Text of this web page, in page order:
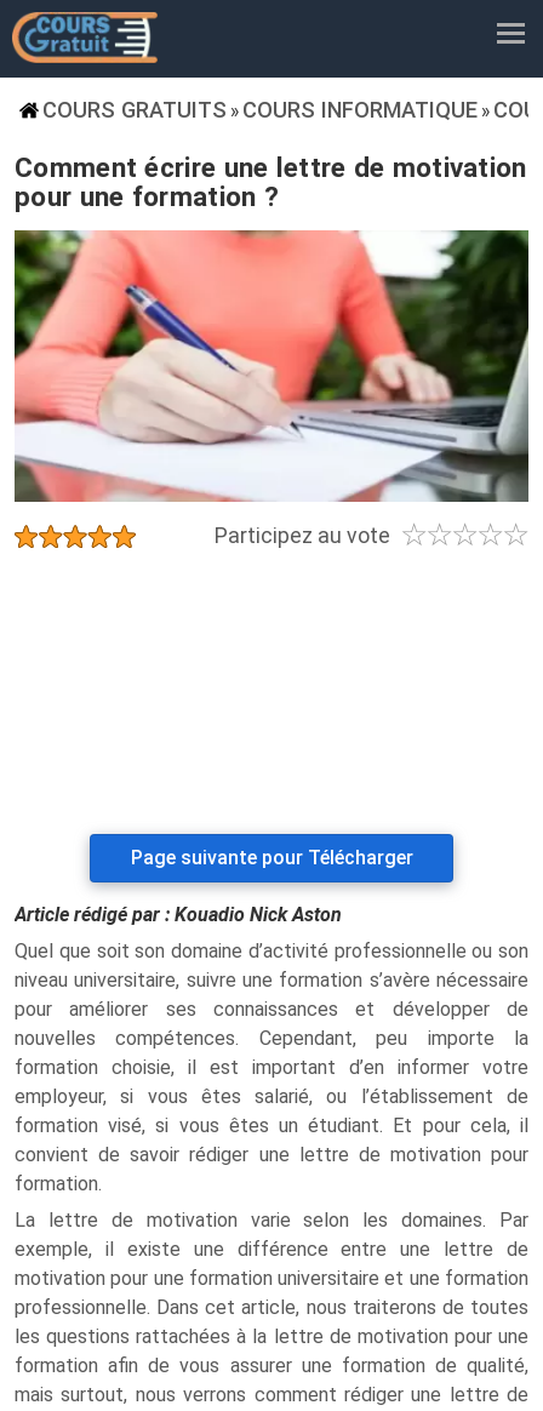
COURS GRATUITS » COURS INFORMATIQUE »
Comment écrire une lettre de motivation
pour une formation ?
Participez au vote ☆☆☆☆☆
★★★★★
Page suivante pour Télécharger
Article rédigé par : Kouadio Nick Aston
Quel que soit son domaine d’activité professionnelle ou son
niveau universitaire, suivre une formation s’avère nécessaire
pour améliorer ses connaissances et développer de
nouvelles compétences. Cependant, peu importe la
formation choisie, il est important d’en informer votre
employeur, si vous êtes salarié, ou l’établissement de
formation visé, si vous êtes un étudiant. Et pour cela, il
convient de savoir rédiger une lettre de motivation pour
formation.
La lettre de motivation varie selon les domaines. Par
exemple, il existe une différence entre une lettre de
motivation pour une formation universitaire et une formation
professionnelle. Dans cet article, nous traiterons de toutes
les questions rattachées à la lettre de motivation pour une
formation afin de vous assurer une formation de qualité,
mais surtout, nous verrons comment rédiger une lettre de